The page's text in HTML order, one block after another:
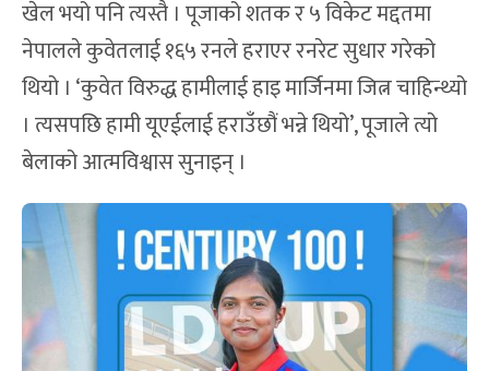
खेल भयो पनि त्यस्तै । पूजाको शतक र ५ विकेट मद्दतमा
नेपालले कुवेतलाई १६५ रनले हराएर रनरेट सुधार गरेको
थियो । ‘कुवेत विरुद्ध हामीलाई हाइ मार्जिनमा जित्न चाहिन्थ्यो
। त्यसपछि हामी यूएईलाई हराउँछौं भन्ने थियो’, पूजाले त्यो
बेलाको आत्मविश्वास सुनाइन् ।